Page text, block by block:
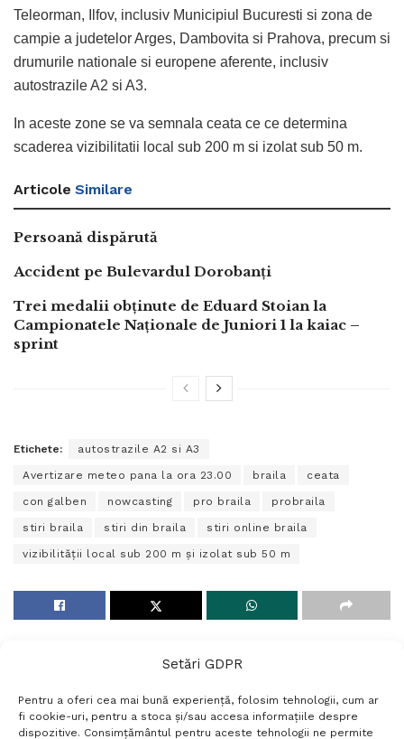
Setări GDPR
Pentru a oferi cea mai bună experiență, folosim tehnologii, cum ar
fi cookie-uri, pentru a stoca și/sau accesa informațiile despre
dispozitive. Consimțământul pentru aceste tehnologii ne permite
Teleorman, Ilfov, inclusiv Municipiul Bucuresti si zona de
campie a judetelor Arges, Dambovita si Prahova, precum si
drumurile nationale si europene aferente, inclusiv
autostrazile A2 si A3.
In aceste zone se va semnala ceata ce ce determina
scaderea vizibilitatii local sub 200 m si izolat sub 50 m.
Articole Similare
Persoană dispărută
Accident pe Bulevardul Dorobanți
Trei medalii obținute de Eduard Stoian la
Campionatele Naționale de Juniori 1 la kaiac –
sprint
Etichete: autostrazile A2 si A3
Avertizare meteo pana la ora 23.00 braila ceata
con galben nowcasting pro braila probraila
stiri braila stiri din braila stiri online braila
vizibilităţii local sub 200 m şi izolat sub 50 m